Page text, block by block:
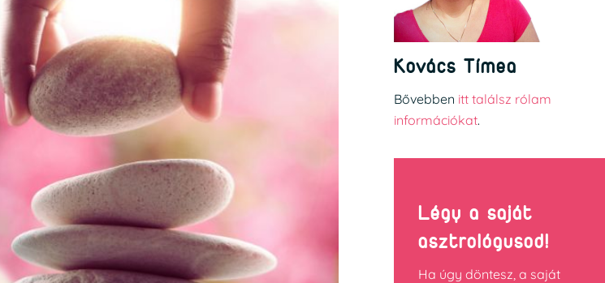
Kovács Tímea
Bővebben itt találsz rólam
információkat.
Légy a saját
asztrológusod!
Ha úgy döntesz, a saját